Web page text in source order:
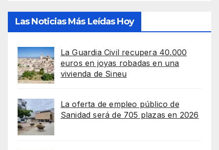
Las Noticias Más Leídas Hoy
La Guardia Civil recupera 40.000
euros en joyas robadas en una
vivienda de Sineu
La oferta de empleo público de
Sanidad será de 705 plazas en 2026